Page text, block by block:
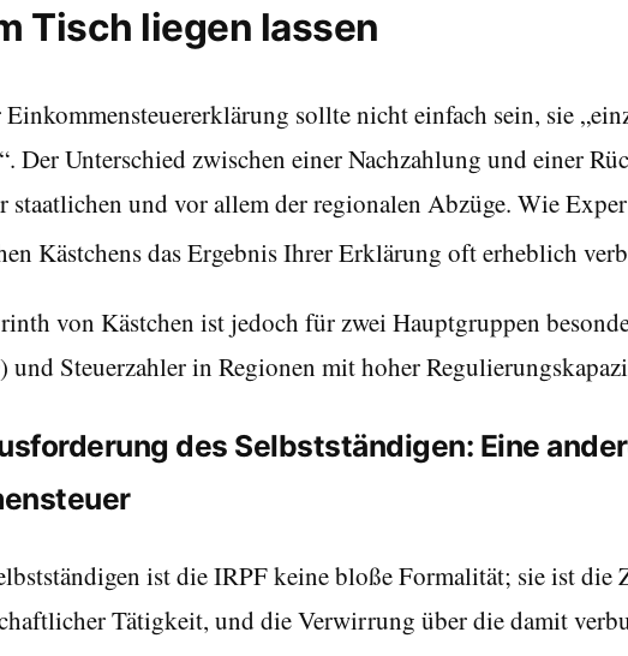
Tisch liegen lassen
sollte nicht einfach sein, sie
Der Unterschied zwischen einer Nachzahlung und einer
staatlichen und vor allem der regionalen Abzüge. Wie
Kästchens das Ergebnis Ihrer Erklärung oft erheblich
von Kästchen ist jedoch für zwei Hauptgruppen
) und Steuerzahler in Regionen mit hoher
des Selbstständigen: Eine
ist die IRPF keine bloße Formalität; sie ist die
Tätigkeit, und die Verwirrung über die damit